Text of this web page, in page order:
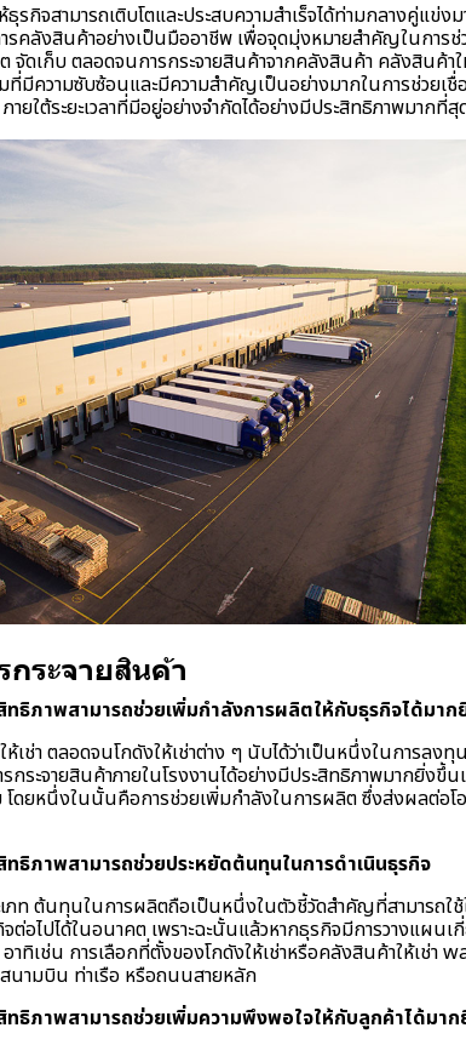
กิจสามารถเติบโตและประสบความสำเร็จได้ท่ามกลางคู่แข่ง
รคลังสินค้าอย่างเป็นมืออาชีพ เพื่อจุดมุ่งหมายสำคัญในการช่
ดเก็บ ตลอดจนการกระจายสินค้าจากคลังสินค้า คลังสินค้าใ
ที่มีความซับซ้อนและมีความสำคัญเป็นอย่างมากในการช่วยเ
ายใต้ระยะเวลาที่มีอยู่อย่างจำกัดได้อย่างมีประสิทธิภาพมากที่สุ
ระจายสินค้า
ทธิภาพสามารถช่วยเพิ่มกำลังการผลิตให้กับธุรกิจได้มา
เช่า ตลอดจนโกดังให้เช่าต่าง ๆ นับได้ว่าเป็นหนึ่งในการลง
กระจายสินค้าภายในโรงงานได้อย่างมีประสิทธิภาพมากยิ่งขึ้
ดยหนึ่งในนั้นคือการช่วยเพิ่มกำลังในการผลิต ซึ่งส่งผลต่อโ
ทธิภาพสามารถช่วยประหยัดต้นทุนในการดำเนินธุรกิจ
ภท ต้นทุนในการผลิตถือเป็นหนึ่งในตัวชี้วัดสำคัญที่สามารถใ
จต่อไปได้ในอนาคต เพราะฉะนั้นแล้วหากธุรกิจมีการวางแผนเ
าทิเช่น การเลือกที่ตั้งของโกดังให้เช่าหรือคลังสินค้าให้เช่
ามบิน ท่าเรือ หรือถนนสายหลัก
ทธิภาพสามารถช่วยเพิ่มความพึงพอใจให้กับลูกค้าได้มา